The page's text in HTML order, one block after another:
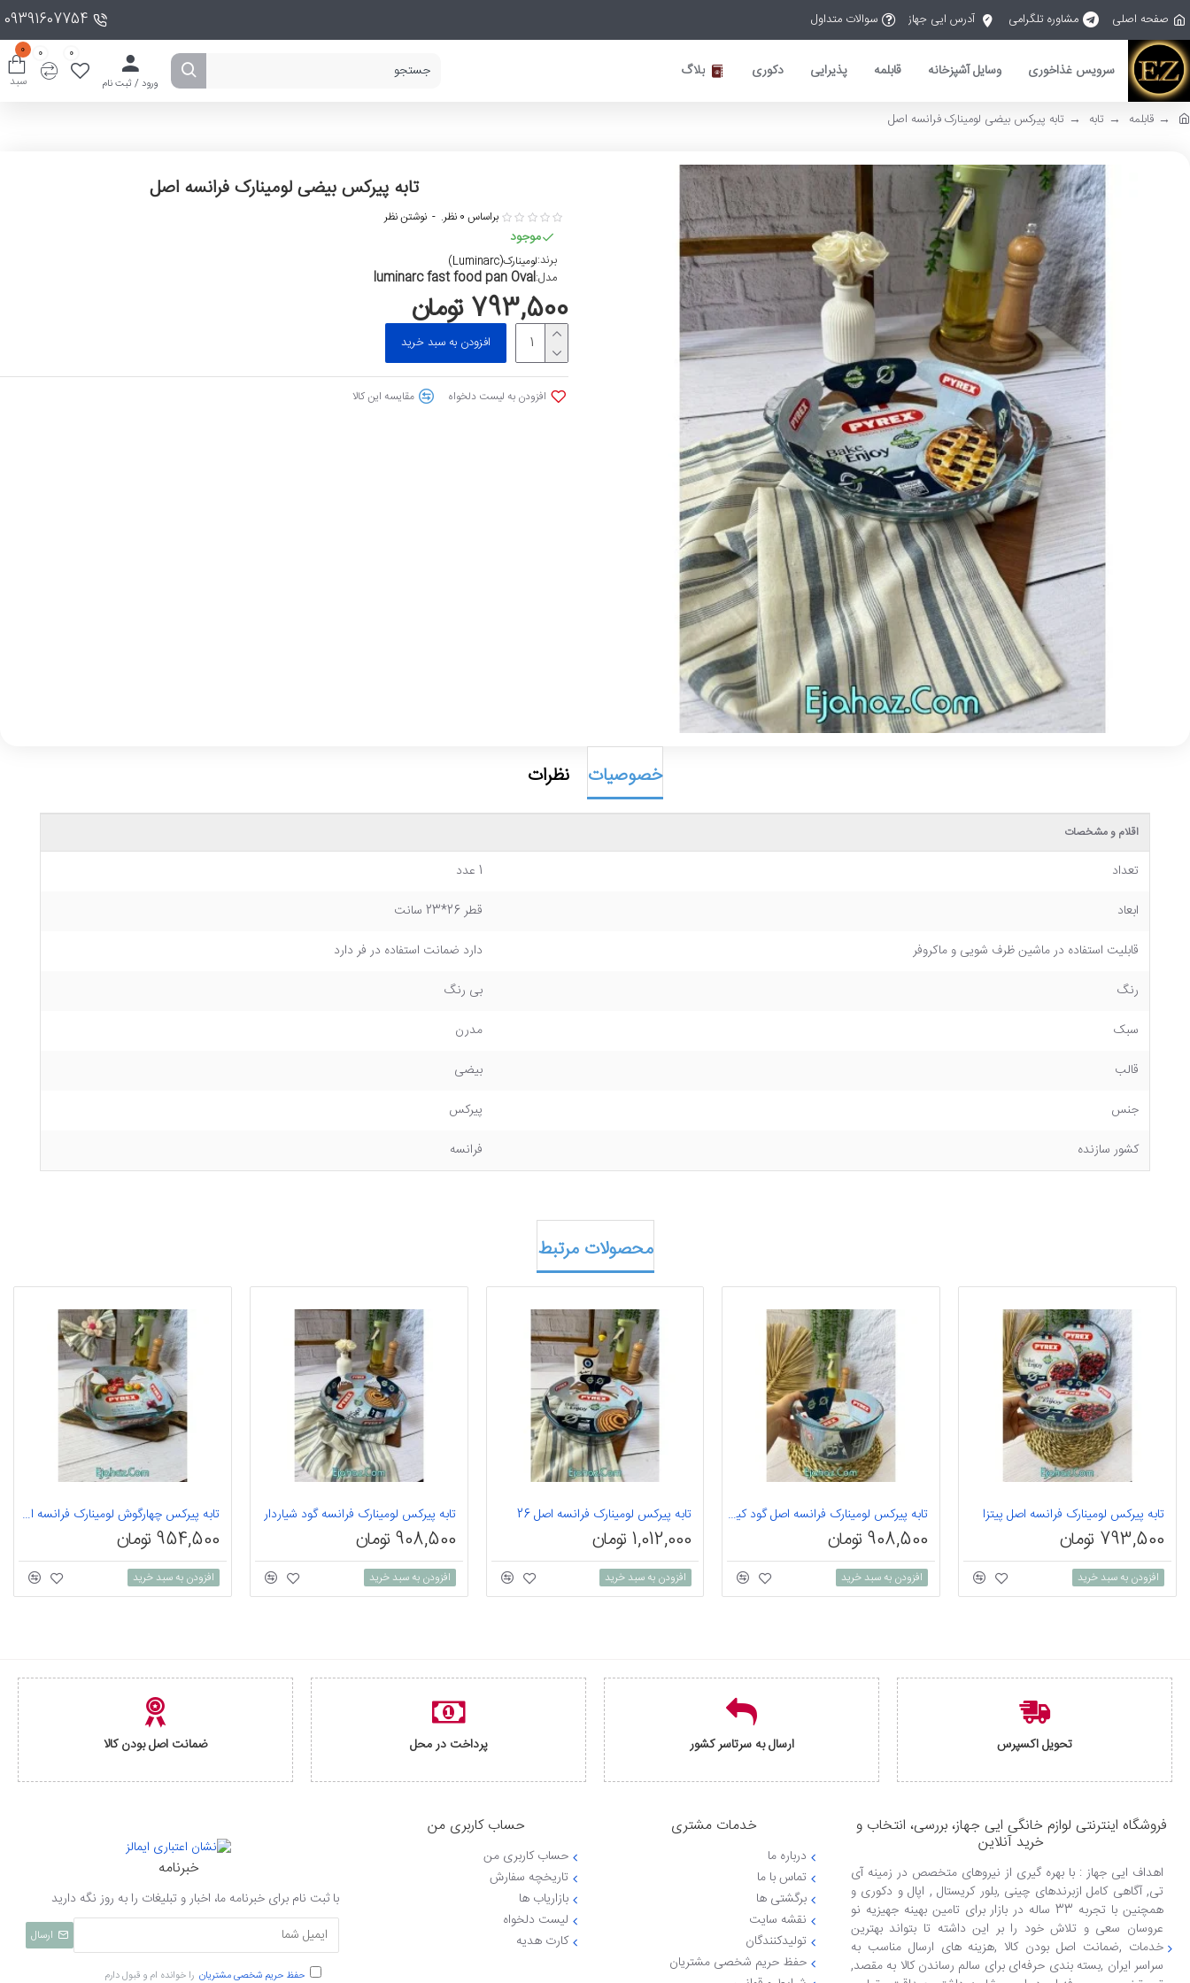
صفحه اصلی مشاوره تلگرامی آدرس ایی جهاز سوالات متداول 09391607754
سرویس غذاخوری وسایل آشپزخانه قابلمه پذیرایی دکوری بلاگ
ورود / ثبت نام
0
0
سبد
0
قابلمه تابه تابه پیرکس بیضی لومینارک فرانسه اصل
تابه پیرکس بیضی لومینارک فرانسه اصل
موجود
برند:لومینارک(Luminarc)
مدل:luminarc fast food pan Oval
براساس 0 نظر. - نوشتن نظر
793,500 تومان
افزودن به سبد خرید
افزودن به لیست دلخواه مقایسه این کالا
خصوصیات نظرات
اقلام و مشخصات
تعداد
1 عدد
ابعاد
قطر 26*23 سانت
قابلیت استفاده در ماشین ظرف شویی و ماکروفر
دارد ضمانت استفاده در فر دارد
رنگ
بی رنگ
سبک
مدرن
قالب
بیضی
جنس
پیرکس
کشور سازنده
فرانسه
محصولات مرتبط
تابه پیرکس لومینارک فرانسه اصل پیتزا
793,500 تومان
افزودن به سبد خرید
تابه پیرکس لومینارک فرانسه اصل گود کیک پزی
908,500 تومان
افزودن به سبد خرید
تابه پیرکس لومینارک فرانسه اصل 26
1,012,000 تومان
افزودن به سبد خرید
تابه پیرکس لومینارک فرانسه گود شیاردار
908,500 تومان
افزودن به سبد خرید
تابه پیرکس چهارگوش لومینارک فرانسه اصل
954,500 تومان
افزودن به سبد خرید
تحویل اکسپرس ارسال به سرتاسر کشور پرداخت در محل ضمانت اصل بودن کالا
فروشگاه اینترنتی لوازم خانگی ایی جهاز، بررسی، انتخاب و
خرید آنلاین
اهداف ایی جهاز : با بهره گیری از نیروهای متخصص در زمینه آی
تی, آگاهی کامل ازبرندهای چینی ,بلور کریستال , اپال و دکوری و
همچنین با تجربه 33 ساله در بازار برای تامین بهینه جهیزیه نو
عروسان سعی و تلاش خود را بر این داشته تا بتواند بهترین
خدمات ,ضمانت اصل بودن کالا ,هزینه های ارسال مناسب به
سراسر ایران ,بسته بندی حرفه‌ای برای سالم رساندن کالا به مقصد,
خدمات مشتری
درباره ما
تماس با ما
برگشتی ها
نقشه سایت
تولیدکنندگان
حفظ حریم شخصی مشتریان
حساب کاربری من
حساب کاربری من
تاریخچه سفارش
بازاریاب ها
لیست دلخواه
کارت هدیه
خبرنامه
با ثبت نام برای خبرنامه ما، اخبار و تبلیغات را به روز نگه دارید
ارسال
حفظ حریم شخصی مشتریان را خوانده ام و قبول دارم